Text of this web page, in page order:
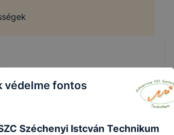
(DÖK)
védelme fontos
Széchenyi Istcván Technikum